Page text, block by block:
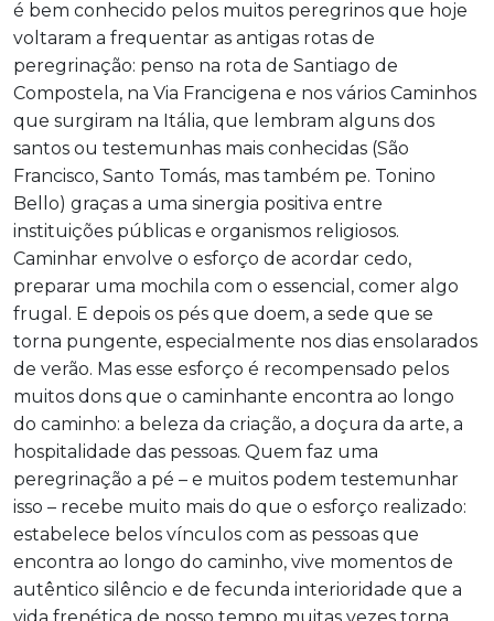
é bem conhecido pelos muitos peregrinos que hoje
voltaram a frequentar as antigas rotas de
peregrinação: penso na rota de Santiago de
Compostela, na Via Francigena e nos vários Caminhos
que surgiram na Itália, que lembram alguns dos
santos ou testemunhas mais conhecidas (São
Francisco, Santo Tomás, mas também pe. Tonino
Bello) graças a uma sinergia positiva entre
instituições públicas e organismos religiosos.
Caminhar envolve o esforço de acordar cedo,
preparar uma mochila com o essencial, comer algo
frugal. E depois os pés que doem, a sede que se
torna pungente, especialmente nos dias ensolarados
de verão. Mas esse esforço é recompensado pelos
muitos dons que o caminhante encontra ao longo
do caminho: a beleza da criação, a doçura da arte, a
hospitalidade das pessoas. Quem faz uma
peregrinação a pé – e muitos podem testemunhar
isso – recebe muito mais do que o esforço realizado:
estabelece belos vínculos com as pessoas que
encontra ao longo do caminho, vive momentos de
autêntico silêncio e de fecunda interioridade que a